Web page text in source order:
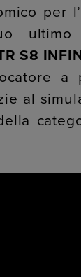
per
S8
a
al